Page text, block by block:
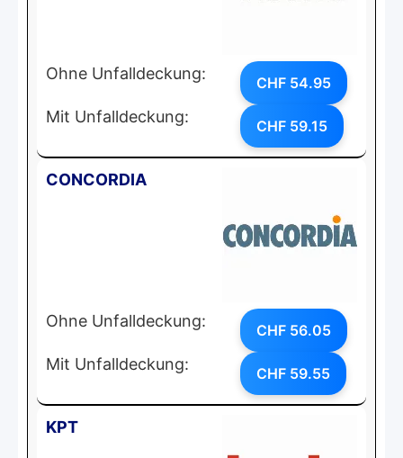
Ohne Unfalldeckung: CHF 54.95
Mit Unfalldeckung: CHF 59.15
CONCORDIA
Ohne Unfalldeckung: CHF 56.05
Mit Unfalldeckung: CHF 59.55
KPT